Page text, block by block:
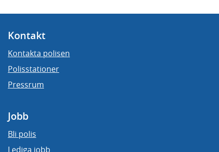
Kontakt
Kontakta polisen
Polisstationer
Pressrum
Jobb
Bli polis
Lediga jobb